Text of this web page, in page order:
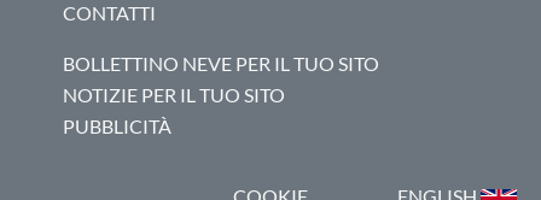
CONTATTI
BOLLETTINO NEVE PER IL TUO SITO
NOTIZIE PER IL TUO SITO
PUBBLICITÀ